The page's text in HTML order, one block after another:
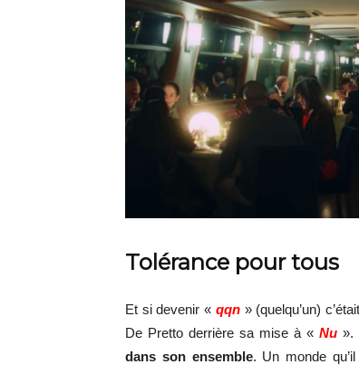
Tolérance pour tous
Et si devenir « qqn» (quelqu’un)
De Pretto derrière sa mise à «Nu ».
dans son ensemble. Un monde